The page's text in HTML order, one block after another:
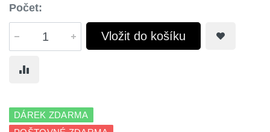
Počet:
Vložit do košíku
DÁREK ZDARMA